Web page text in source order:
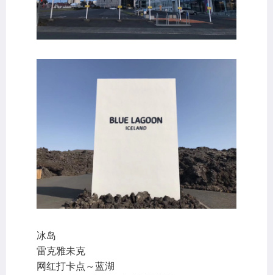
冰岛
雷克雅未克
网红打卡点～蓝湖